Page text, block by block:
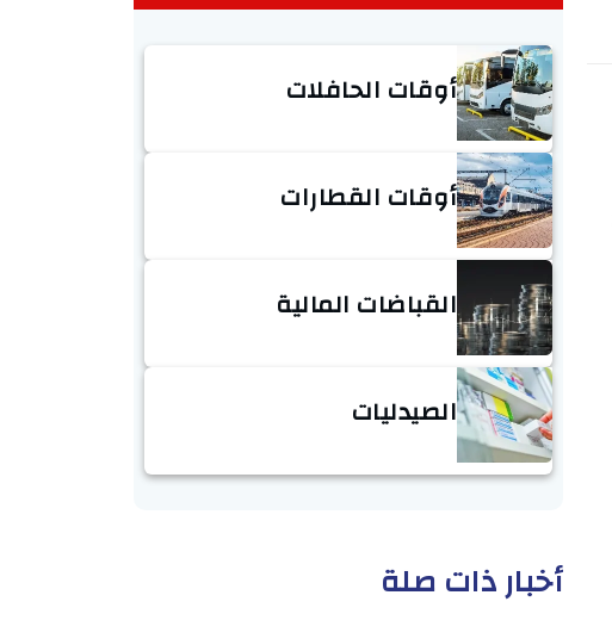
أوقات الحافلات
أوقات القطارات
القباضات المالية
الصيدليات
أخبار ذات صلة